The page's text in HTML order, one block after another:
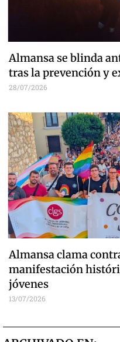
Almansa se blinda
tras la prevención y
28/07/2026
Almansa clama
manifestación
jóvenes
13/07/2026